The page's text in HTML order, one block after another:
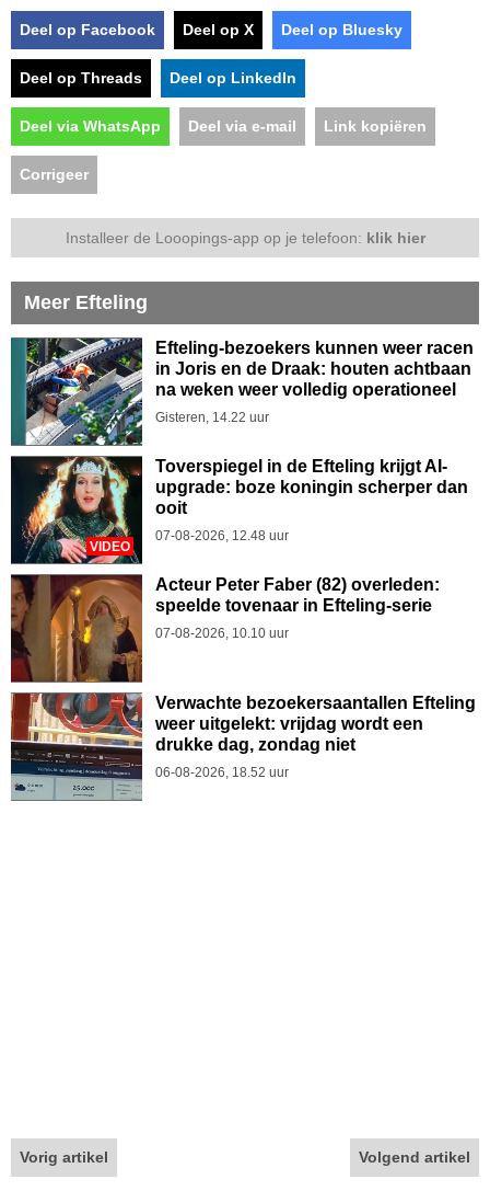
Deel op Facebook Deel op X Deel op Bluesky
Deel op Threads Deel op LinkedIn
Deel via WhatsApp Deel via e-mail Link kopiëren
Corrigeer
Installeer de Looopings-app op je telefoon: klik hier
Meer Efteling
Efteling-bezoekers kunnen weer racen
in Joris en de Draak: houten achtbaan
na weken weer volledig operationeel
Gisteren, 14.22 uur
VIDEO
Toverspiegel in de Efteling krijgt AI-
upgrade: boze koningin scherper dan
ooit
07-08-2026, 12.48 uur
Acteur Peter Faber (82) overleden:
speelde tovenaar in Efteling-serie
07-08-2026, 10.10 uur
Verwachte bezoekersaantallen Efteling
weer uitgelekt: vrijdag wordt een
drukke dag, zondag niet
06-08-2026, 18.52 uur
Vorig artikel Volgend artikel